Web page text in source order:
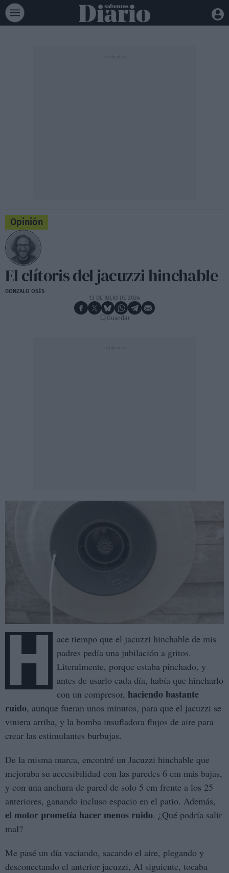
Opinión
El clítoris del jacuzzi hinchable
GONZALO OSÉS
13 DE JULIO DE 2024
Guardar
H ace tiempo que el jacuzzi hinchable de mis
padres pedía una jubilación a gritos.
Literalmente, porque estaba pinchado, y
antes de usarlo cada día, había que hincharlo
con un compresor, haciendo bastante
ruido, aunque fueran unos minutos, para que el jacuzzi se
viniera arriba, y la bomba insufladora flujos de aire para
crear las estimulantes burbujas.
De la misma marca, encontré un Jacuzzi hinchable que
mejoraba su accesibilidad con las paredes 6 cm más bajas,
y con una anchura de pared de solo 5 cm frente a los 25
anteriores, ganando incluso espacio en el patio. Además,
el motor prometía hacer menos ruido. ¿Qué podría salir
mal?
Me pasé un día vaciando, sacando el aire, plegando y
desconectando el anterior jacuzzi, Al siguiente, tocaba